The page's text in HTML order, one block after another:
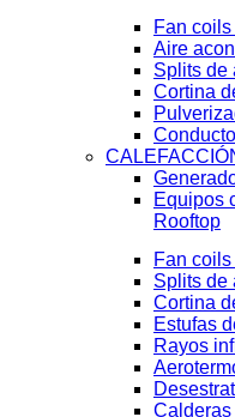
Fan
Aire
Splits de
Cortina
Equipos
Rooftop
Fan
Splits de
Cortina
Estufas
Rayos